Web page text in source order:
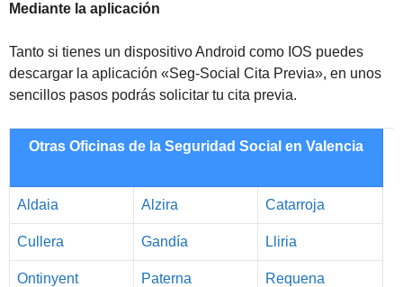
Mediante la aplicación
Tanto si tienes un dispositivo Android como IOS puedes
descargar la aplicación «Seg-Social Cita Previa», en unos
sencillos pasos podrás solicitar tu cita previa.
Otras Oficinas de la Seguridad Social en Valencia
Aldaia Alzira Catarroja
Cullera Gandía Lliria
Ontinyent Paterna Requena